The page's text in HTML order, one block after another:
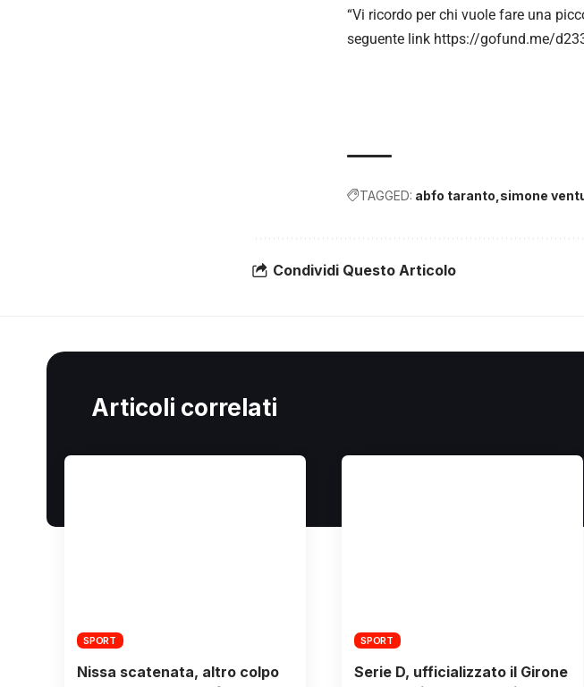
“Vi ricordo per chi vuole fare una
seguente link https://gofund.me/
TAGGED: abfo taranto simone
Condividi Questo Articolo
Articoli correlati
SPORT
Nissa scatenata, altro colpo
SPORT
Serie D, ufficializzato il Girone